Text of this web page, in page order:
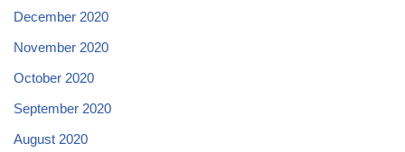
December 2020
November 2020
October 2020
September 2020
August 2020